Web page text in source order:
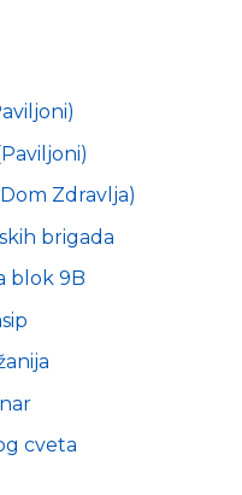
Zdravlja)
brigada
blok 9B
cveta